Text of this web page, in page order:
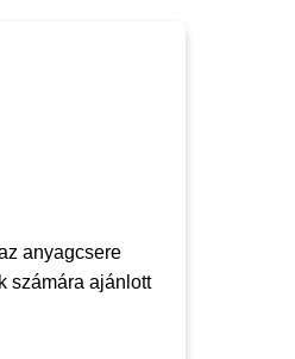
anyagcsere
számára ajánlott